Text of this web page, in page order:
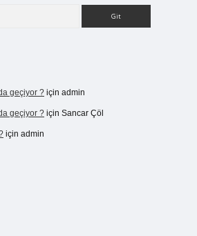
geçiyor ? için admin
geçiyor ? için Sancar Çöl
için admin